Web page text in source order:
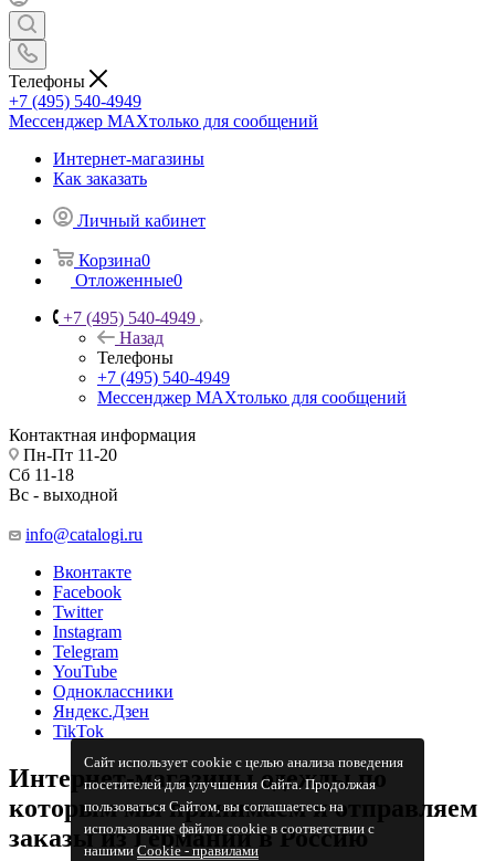
Сайт использует cookie с целью анализа поведения
посетителей для улучшения Сайта. Продолжая
пользоваться Сайтом, вы соглашаетесь на
использование файлов cookie в соответствии с
нашимиCookiе - правилами
Телефоны
+7 (495) 540-4949
Мессенджер МАХтолько для сообщений
Интернет-магазины
Как заказать
Личный кабинет
Корзина0
Отложенные0
+7 (495) 540-4949
Назад
Телефоны
+7 (495) 540-4949
Мессенджер МАХтолько для сообщений
Контактная информация
Пн-Пт 11-20
Сб 11-18
Вс - выходной
info@catalogi.ru
Вконтакте
Facebook
Twitter
Instagram
Telegram
YouTube
Одноклассники
Яндекс.Дзен
TikTok
Интернет-магазины одежды по
которым мы принимаем и отправляем
заказы из Германии в Россию